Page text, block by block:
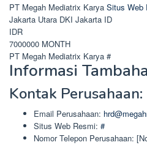
PT Megah Mediatrix Karya Situs Web
Jakarta Utara DKI Jakarta ID
IDR
7000000 MONTH
PT Megah Mediatrix Karya #
Informasi
Kontak Perusahaan:
Email Perusahaan:
Situs Web Resmi: #
Nomor Telepon Perusahaan: